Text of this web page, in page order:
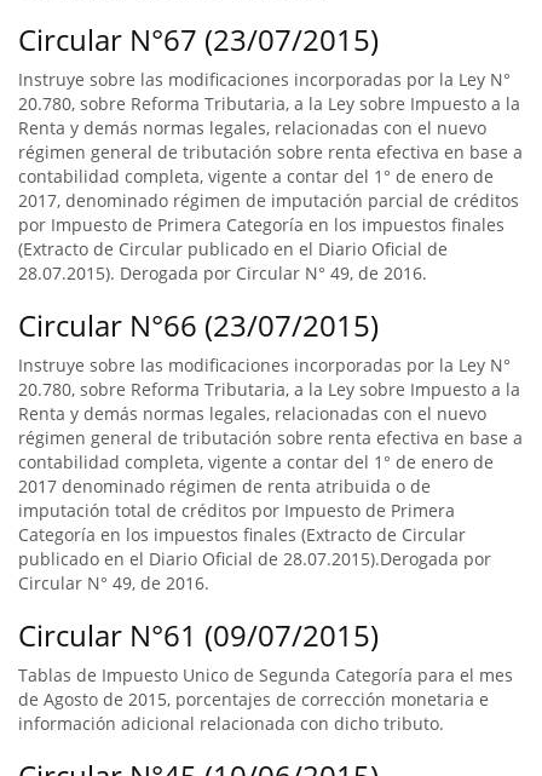
Circular N°67 (23/07/2015)
Instruye sobre las modificaciones incorporadas por la Ley N°
20.780, sobre Reforma Tributaria, a la Ley sobre Impuesto a la
Renta y demás normas legales, relacionadas con el nuevo
régimen general de tributación sobre renta efectiva en base a
contabilidad completa, vigente a contar del 1° de enero de
2017, denominado régimen de imputación parcial de créditos
por Impuesto de Primera Categoría en los impuestos finales
(Extracto de Circular publicado en el Diario Oficial de
28.07.2015). Derogada por Circular N° 49, de 2016.
Circular N°66 (23/07/2015)
Instruye sobre las modificaciones incorporadas por la Ley N°
20.780, sobre Reforma Tributaria, a la Ley sobre Impuesto a la
Renta y demás normas legales, relacionadas con el nuevo
régimen general de tributación sobre renta efectiva en base a
contabilidad completa, vigente a contar del 1° de enero de
2017 denominado régimen de renta atribuida o de
imputación total de créditos por Impuesto de Primera
Categoría en los impuestos finales (Extracto de Circular
publicado en el Diario Oficial de 28.07.2015).Derogada por
Circular N° 49, de 2016.
Circular N°61 (09/07/2015)
Tablas de Impuesto Unico de Segunda Categoría para el mes
de Agosto de 2015, porcentajes de corrección monetaria e
información adicional relacionada con dicho tributo.